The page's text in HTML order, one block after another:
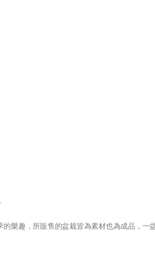
樂趣，所販售的盆栽皆為素材也為成品，一